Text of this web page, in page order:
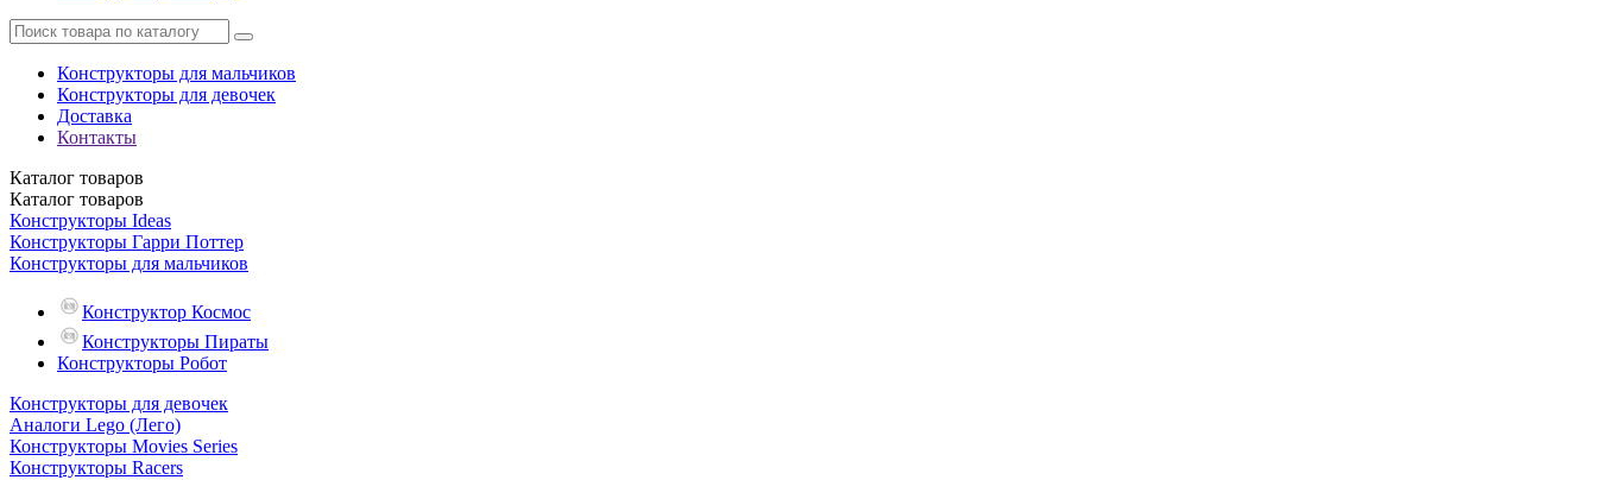
Конструкторы для мальчиков
Конструкторы для девочек
Доставка
Контакты
Каталог товаров
Каталог товаров
Конструкторы Ideas
Конструкторы Гарри Поттер
Конструкторы для мальчиков
Конструктор Космос
Конструкторы Пираты
Конструкторы Робот
Конструкторы для девочек
Аналоги Lego (Лего)
Конструкторы Movies Series
Конструкторы Racers